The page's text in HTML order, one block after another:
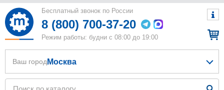
Бесплатный звонок по России
8 (800) 700-37-20
Режим работы: будни с 08:00 до 19:00
Ваш город Москва